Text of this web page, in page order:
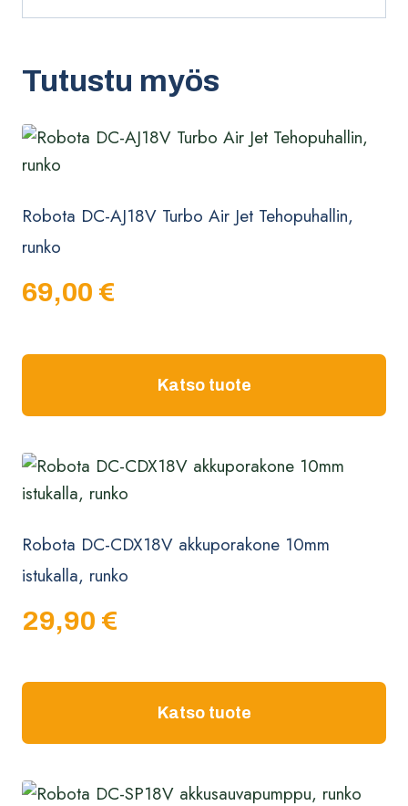
Tutustu myös
Robota DC-AJ18V Turbo Air Jet Tehopuhallin,
runko
69,00 €
Katso tuote
Robota DC-CDX18V akkuporakone 10mm
istukalla, runko
29,90 €
Katso tuote